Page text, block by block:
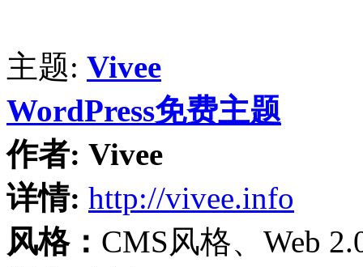
主题: Vivee
WordPress免费主题
作者: Vivee
详情: http://vivee.info
风格： CMS风格、Web